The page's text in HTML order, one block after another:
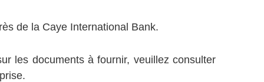
de la Caye International Bank.
les documents à fournir, veuillez consulter